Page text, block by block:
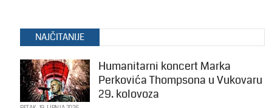
NAJČITANIJE
Humanitarni koncert Marka
Perkovića Thompsona u Vukovaru
29. kolovoza